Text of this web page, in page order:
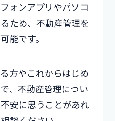
ォンアプリやパソコ
ため、不動産管理を
能です。
方やこれからはじめ
、不動産管理につい
安に思うことがあれ